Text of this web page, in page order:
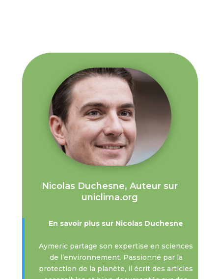
Nicolas Duchesne, Auteur sur
uniclima.org
En savoir plus sur Nicolas Duchesne
Aymeric partage son expertise en sciences
de l’environnement. Passionné par la
protection de la planète, il écrit des articles